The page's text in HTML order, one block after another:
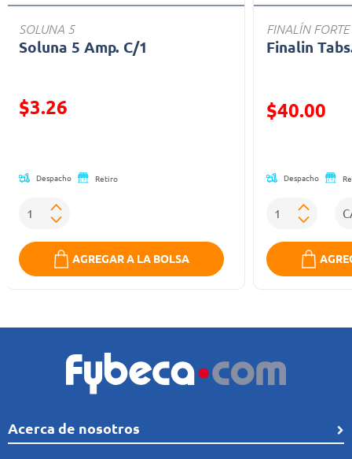
SOLUNA 5
Soluna 5 Amp. C/1
$3.26
Despacho Retiro
AGREGAR A LA BOLSA
FINALÍN FORTE
Finalin
Precio
$40.00
Despacho
Acerca de nosotros